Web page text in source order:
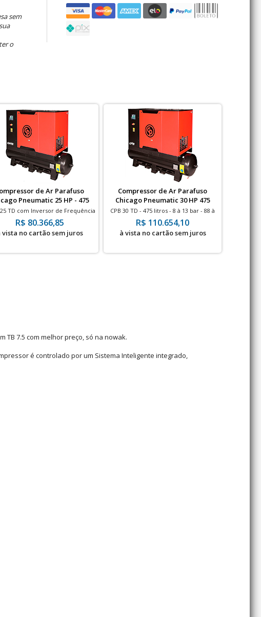
sem
o
de Ar Parafuso
Pneumatic 25 HP - 475
Litros com Secador
25 TD com Inversor de Frequência
litros - 8 à 13 bar - 67 à 99 pés - 25
HP
R$ 80.366,85
vista no cartão sem juros
Compressor de Ar Parafuso
Chicago Pneumatic 30 HP 475
Litros com Secador
CPB 30 TD - 475 litros - 8 à 13 bar - 88 à
125 pés - 30 HP
R$ 110.654,10
à vista no cartão sem juros
TB 7.5 com melhor preço, só na nowak.
é controlado por um Sistema Inteligente integrado,